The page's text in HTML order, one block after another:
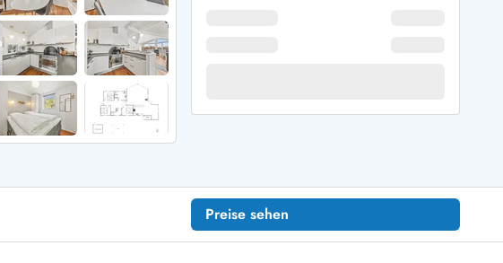
Ferienhäuser in Thorsminde
Ferienhäuser Vederso Klit
Ferienhäuser Vejers Strand
Ferienhäuser Vester Husby
Preise sehen